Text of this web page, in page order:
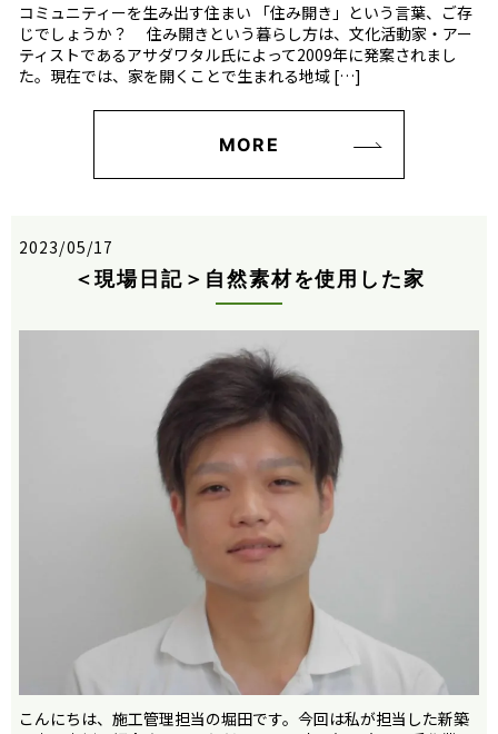
コミュニティーを生み出す住まい 「住み開き」という言葉、ご存
じでしょうか？ 住み開きという暮らし方は、文化活動家・アー
ティストであるアサダワタル氏によって2009年に発案されまし
た。現在では、家を開くことで生まれる地域 […]
MORE
2023/05/17
＜現場日記＞自然素材を使用した家
こんにちは、施工管理担当の堀田です。今回は私が担当した新築